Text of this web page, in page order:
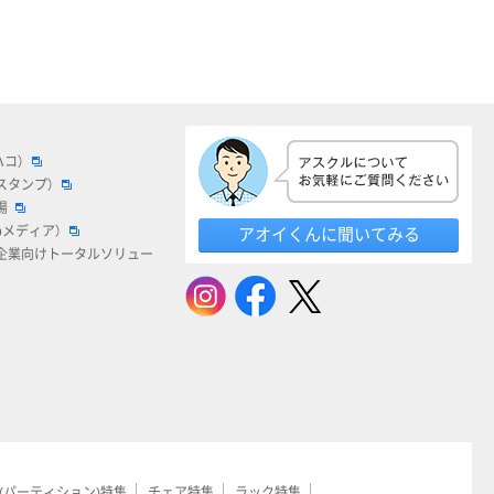
）
タンプ）
ディア）
業向けトータルソリュー
アオイくんに聞いてみる